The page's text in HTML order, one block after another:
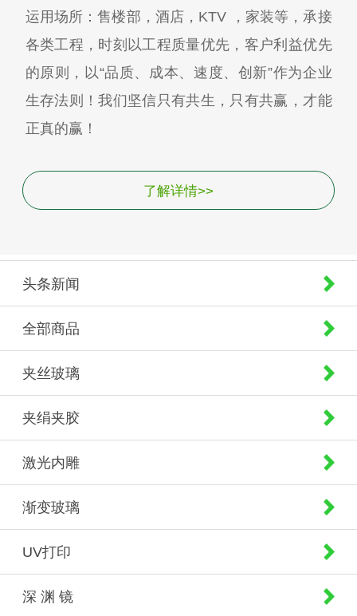
运用场所：售楼部，酒店，KTV ，家装等，承接
各类工程，时刻以工程质量优先，客户利益优先
的原则，以“品质、成本、速度、创新”作为企业
生存法则！我们坚信只有共生，只有共赢，才能
正真的赢！
了解详情>>
头条新闻
全部商品
夹丝玻璃
夹绢夹胶
激光内雕
渐变玻璃
UV打印
深 渊 镜